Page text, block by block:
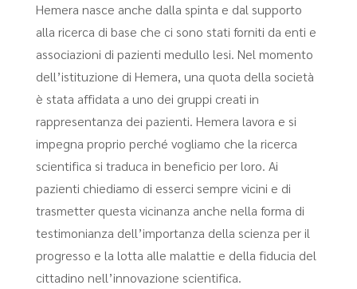
Hemera nasce anche dalla spinta e dal supporto
alla ricerca di base che ci sono stati forniti da enti e
associazioni di pazienti medullo lesi. Nel momento
dell’istituzione di Hemera, una quota della società
è stata affidata a uno dei gruppi creati in
rappresentanza dei pazienti. Hemera lavora e si
impegna proprio perché vogliamo che la ricerca
scientifica si traduca in beneficio per loro. Ai
pazienti chiediamo di esserci sempre vicini e di
trasmetter questa vicinanza anche nella forma di
testimonianza dell’importanza della scienza per il
progresso e la lotta alle malattie e della fiducia del
cittadino nell’innovazione scientifica.